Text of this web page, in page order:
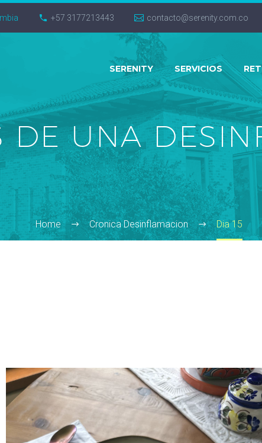
+57 3177213443 contacto@serenity.com.co
SERENITY SERVICIOS
DE UNA
Home Cronica Desinflamacion Dia 15